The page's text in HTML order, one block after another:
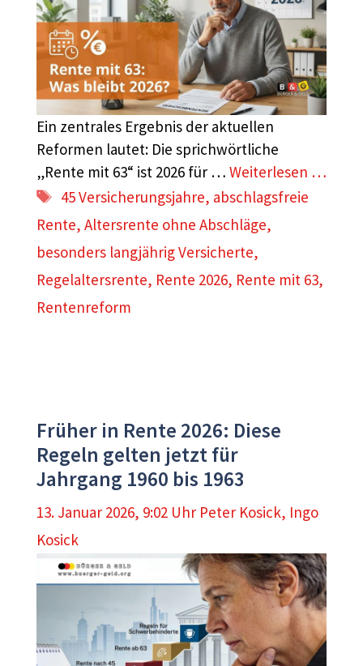
Ein zentrales Ergebnis der aktuellen
Reformen lautet: Die sprichwörtliche
„Rente mit 63“ ist 2026 für … Weiterlesen …
Schlagwörter
45 Versicherungsjahre, abschlagsfreie
Rente, Altersrente ohne Abschläge,
besonders langjährig Versicherte,
Regelaltersrente, Rente 2026, Rente mit 63,
Rentenreform
Früher in Rente 2026: Diese
Regeln gelten jetzt für
Jahrgang 1960 bis 1963
13. Januar 2026, 9:02 Uhr Peter Kosick, Ingo
Kosick